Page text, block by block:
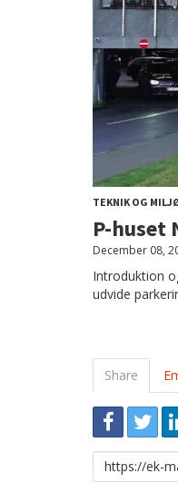
TEKNIK OG
P-huset
December 08,
Introduktion
udvide
Share
Link
to